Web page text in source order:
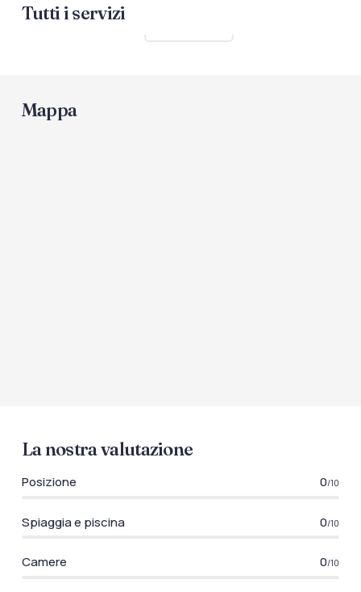
Tutti i servizi
Mappa
La nostra valutazione
Posizione 0/10
Spiaggia e piscina 0/10
Camere 0/10